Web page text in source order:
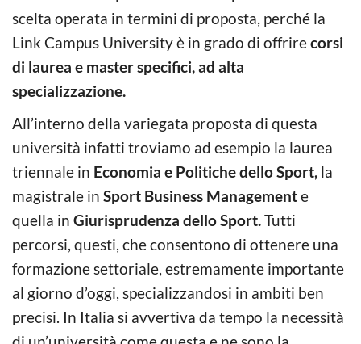
scelta operata in termini di proposta, perché la
Link Campus University è in grado di offrirecorsi
di laurea e master specifici, ad alta
specializzazione.
All’interno della variegata proposta di questa
università infatti troviamo ad esempio la laurea
triennale in Economia e Politiche dello Sport, la
magistrale in Sport Business Managemente
quella in Giurisprudenza dello Sport.Tutti
percorsi, questi, che consentono di ottenere una
formazione settoriale, estremamente importante
al giorno d’oggi, specializzandosi in ambiti ben
precisi. In Italia si avvertiva da tempo la necessità